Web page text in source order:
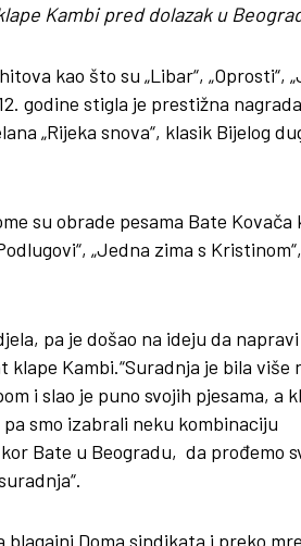
Kambi pred dolazak u
kao što su „Libar“, „Oprosti“,
godine stigla je prestižna
„Rijeka snova“, klasik Bijelog
su obrade pesama Bate Kovača
„Jedna zima s
pa je došao na ideju da
Kambi.“Suradnja je bila više
i slao je puno svojih pjesama, a
smo izabrali neku kombinaciju
Bate u Beogradu, da prođemo
Doma sindikata i preko